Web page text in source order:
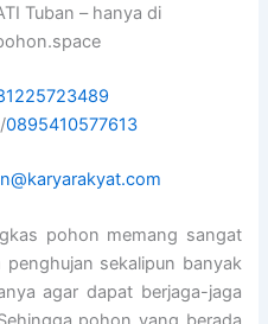
Tuban – hanya di
/0895410577613
pohon memang sangat
sekalipun banyak
agar dapat berjaga-jaga